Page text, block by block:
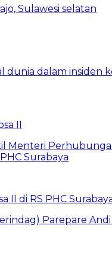
II
II di RS PHC